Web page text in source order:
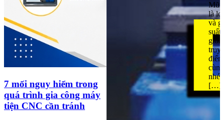
7 mối nguy hiểm trong
quá trình gia công máy
tiện CNC cần tránh
Mũi
là
và
suất
[…]